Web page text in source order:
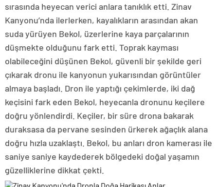
sırasında heyecan verici anlara tanıklık etti. Zinav
Kanyonu’nda ilerlerken, kayalıkların arasından akan
suda yürüyen Bekol, üzerlerine kaya parçalarının
düşmekte olduğunu fark etti. Toprak kayması
olabileceğini düşünen Bekol, güvenli bir şekilde geri
çıkarak dronu ile kanyonun yukarısından görüntüler
almaya başladı. Dron ile yaptığı çekimlerde, iki dağ
keçisini fark eden Bekol, heyecanla dronunu keçilere
doğru yönlendirdi. Keçiler, bir süre drona bakarak
duraksasa da pervane sesinden ürkerek ağaçlık alana
doğru hızla uzaklaştı. Bekol, bu anları dron kamerası ile
saniye saniye kaydederek bölgedeki doğal yaşamın
güzelliklerine dikkat çekti.